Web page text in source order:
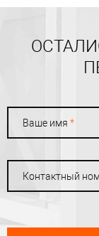
Ваше имя *
Контактный